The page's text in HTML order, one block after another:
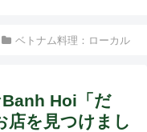
ベトナム料理：ローカル
Banh Hoi「だ
店を見つけまし